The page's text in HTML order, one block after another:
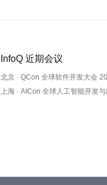
InfoQ 近期会议
北京 · QCon 全球软件开发大会
上海 · AICon 全球人工智能开发